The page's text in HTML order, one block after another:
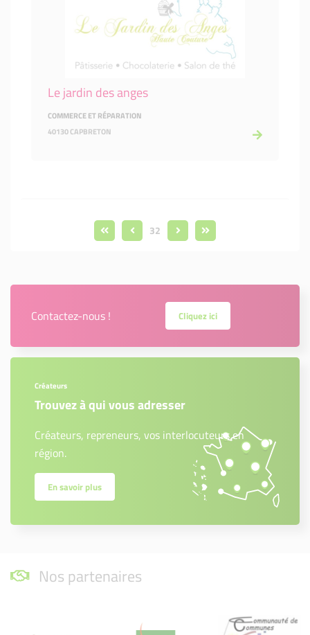
Le jardin des anges
COMMERCE ET RÉPARATION
40130 CAPBRETON
32
Contactez-nous ! Cliquez ici
Créateurs
Trouvez à qui vous adresser
Créateurs, repreneurs, vos interlocuteurs en
région.
En savoir plus
Nos partenaires